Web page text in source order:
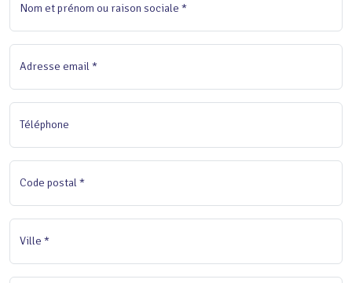
Nom et prénom ou raison sociale *
Adresse email *
Téléphone
Code postal *
Ville *